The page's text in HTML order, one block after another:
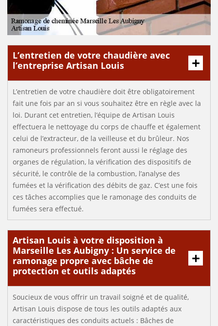
L’entretien de votre chaudière avec
l’entreprise Artisan Louis
L’entretien de votre chaudière doit être obligatoirement
fait une fois par an si vous souhaitez être en règle avec la
loi. Durant cet entretien, l’équipe de Artisan Louis
effectuera le nettoyage du corps de chauffe et également
celui de l’extracteur, de la veilleuse et du brûleur. Nos
ramoneurs professionnels feront aussi le réglage des
organes de régulation, la vérification des dispositifs de
sécurité, le contrôle de la combustion, l’analyse des
fumées et la vérification des débits de gaz. C’est une fois
ces tâches accomplies que le ramonage des conduits de
fumées sera effectué.
Artisan Louis à votre disposition à
Marseille Les Aubigny : Un service de
ramonage propre avec bâche de
protection et outils adaptés
Soucieux de vous offrir un travail soigné et de qualité,
Artisan Louis dispose de tous les outils adaptés aux
caractéristiques des conduits actuels : Bâches de